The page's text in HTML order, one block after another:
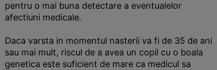
pentru o mai buna detectare a eventualelor
afectiuni medicale.
Daca varsta in momentul nasterii va fi de 35 de ani
sau mai mult, riscul de a avea un copil cu o boala
genetica este suficient de mare ca medicul sa